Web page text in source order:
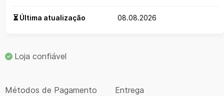
⏳ Última atualização 08.08.2026
Loja confiável
Métodos de Pagamento
Entrega